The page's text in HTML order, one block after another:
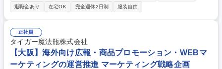
本社企画部門へフィードバックします。 【具体的には】■GHP導入を検討
しているお客様情報（引合）の獲得 ■訪問・オンライン（ウェブ）を活用
した製品PR活動 ■受注に向けた現場調査、提案書・見積書の作成 ■採用決
定後の生産調整・納期管理を、社内外の関係者と連携して実施（必要に応
じてエンジニアが技術支援として同行します） 募集職種 S01【ルート営
業】■GHP(ガスヒートポンプエアコン)の営業(刈谷市)
退職金あり
在宅OK 完全週休2日制 服装自由
正社員
タイガー魔法瓶株式会社
【大阪】海外向け広報・商品プロモーション・WEBマ
ーケティングの運営推進 マーケティング戦略企画